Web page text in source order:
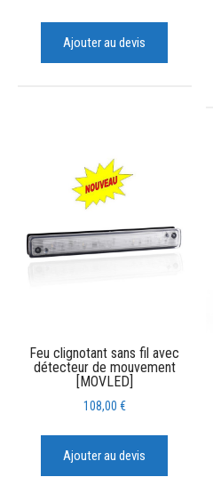
Ajouter au devis
Feu clignotant sans fil avec
détecteur de mouvement
[MOVLED]
108,00 €
Ajouter au devis